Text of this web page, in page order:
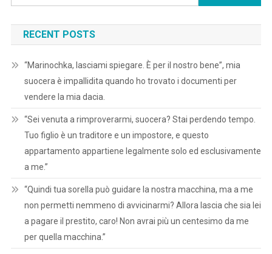
for:
RECENT POSTS
“Marinochka, lasciami spiegare. È per il nostro bene”, mia
suocera è impallidita quando ho trovato i documenti per
vendere la mia dacia.
“Sei venuta a rimproverarmi, suocera? Stai perdendo tempo.
Tuo figlio è un traditore e un impostore, e questo
appartamento appartiene legalmente solo ed esclusivamente
a me.”
“Quindi tua sorella può guidare la nostra macchina, ma a me
non permetti nemmeno di avvicinarmi? Allora lascia che sia lei
a pagare il prestito, caro! Non avrai più un centesimo da me
per quella macchina.”